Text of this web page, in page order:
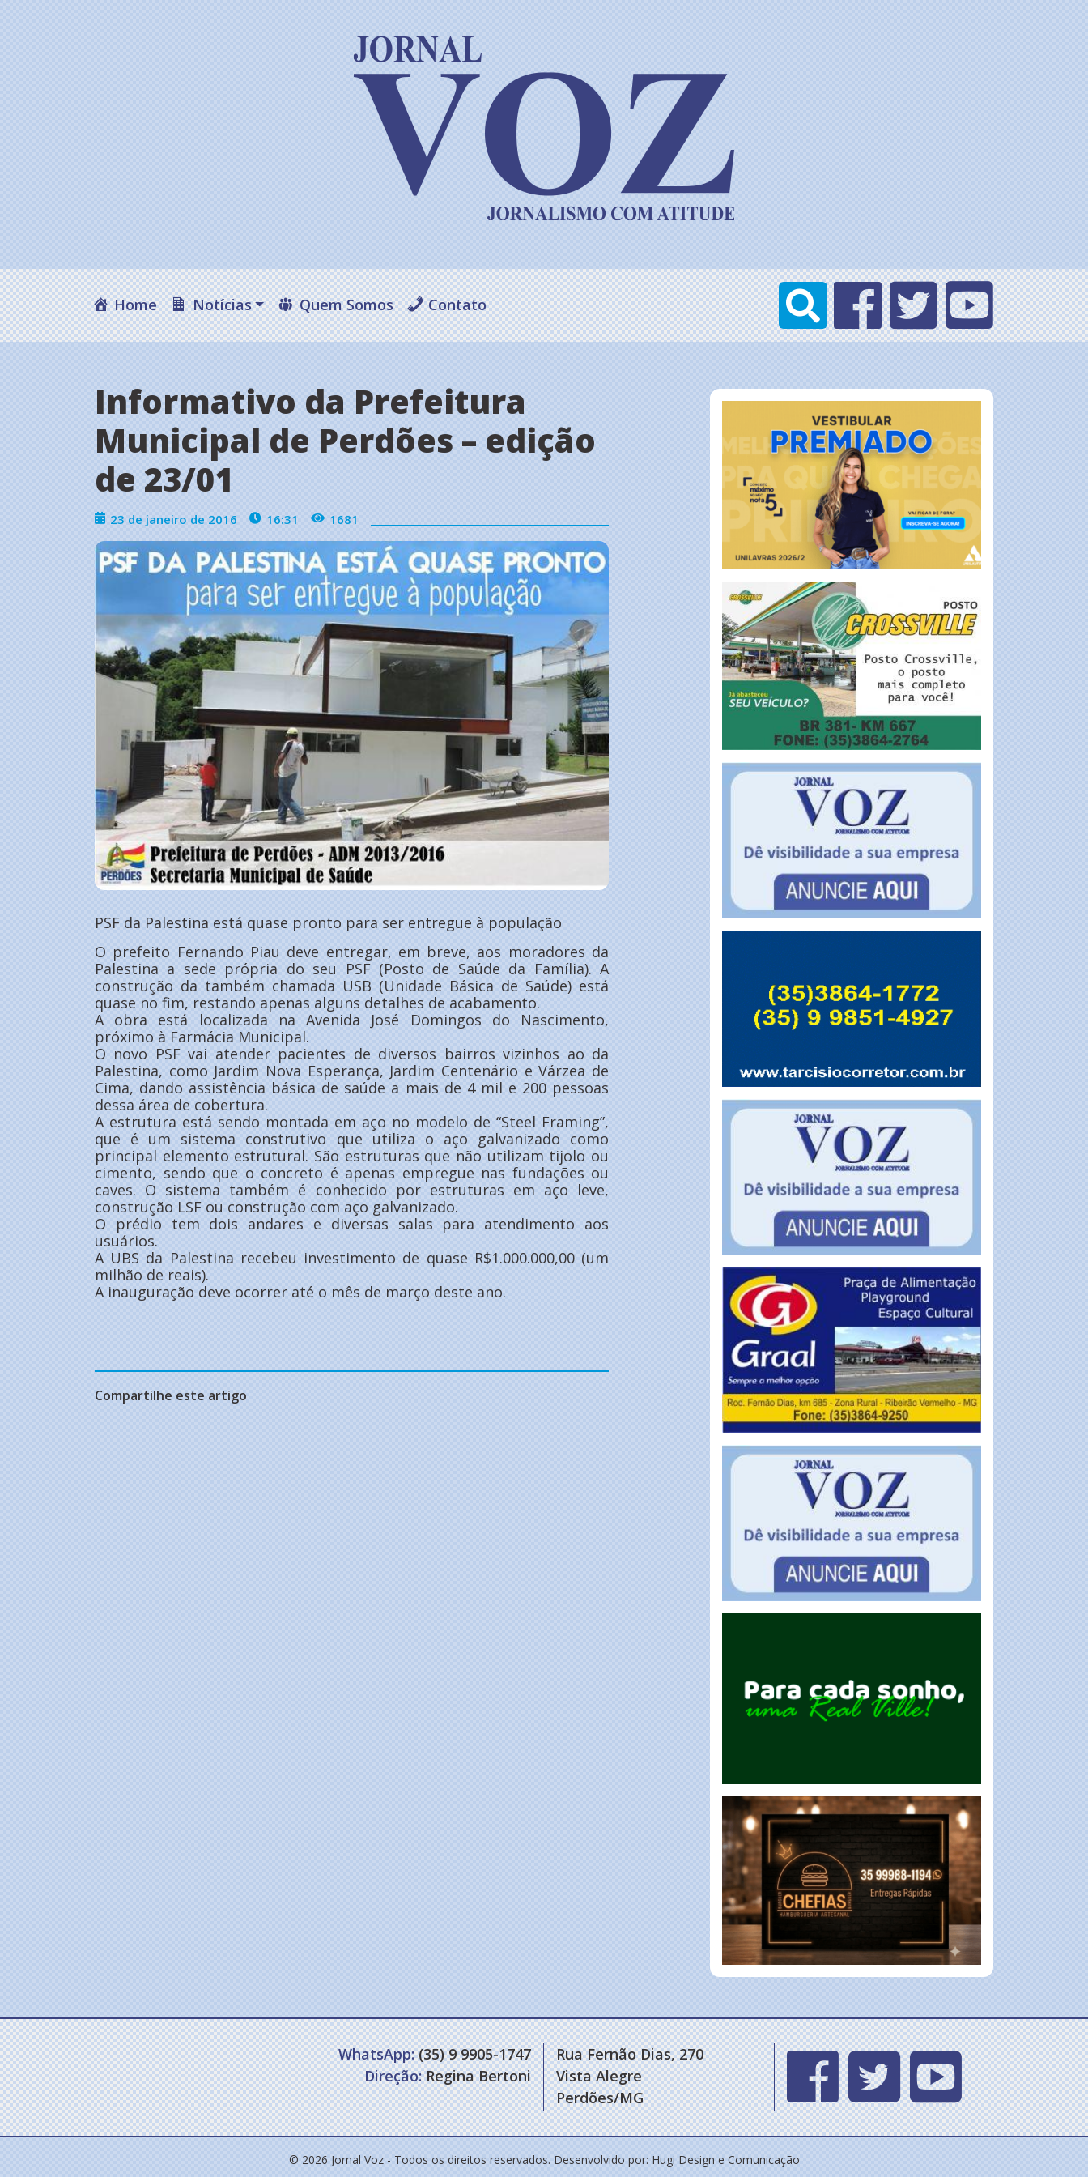
Home Notícias Quem Somos Contato
Informativo da Prefeitura
Municipal de Perdões – edição
de 23/01
23 de janeiro de 2016 16:31 1681
PSF da Palestina está quase pronto para ser entregue à população
O prefeito Fernando Piau deve entregar, em breve, aos moradores da
Palestina a sede própria do seu PSF (Posto de Saúde da Família). A
construção da também chamada USB (Unidade Básica de Saúde) está
quase no fim, restando apenas alguns detalhes de acabamento.
A obra está localizada na Avenida José Domingos do Nascimento,
próximo à Farmácia Municipal.
O novo PSF vai atender pacientes de diversos bairros vizinhos ao da
Palestina, como Jardim Nova Esperança, Jardim Centenário e Várzea de
Cima, dando assistência básica de saúde a mais de 4 mil e 200 pessoas
dessa área de cobertura.
A estrutura está sendo montada em aço no modelo de “Steel Framing”,
que é um sistema construtivo que utiliza o aço galvanizado como
principal elemento estrutural. São estruturas que não utilizam tijolo ou
cimento, sendo que o concreto é apenas empregue nas fundações ou
caves. O sistema também é conhecido por estruturas em aço leve,
construção LSF ou construção com aço galvanizado.
O prédio tem dois andares e diversas salas para atendimento aos
usuários.
A UBS da Palestina recebeu investimento de quase R$1.000.000,00 (um
milhão de reais).
A inauguração deve ocorrer até o mês de março deste ano.
Compartilhe este artigo
WhatsApp:(35) 9 9905-1747
Direção:Regina Bertoni
Rua Fernão Dias, 270
Vista Alegre
Perdões/MG
© 2026 Jornal Voz - Todos os direitos reservados. Desenvolvido por: Hugi Design e Comunicação